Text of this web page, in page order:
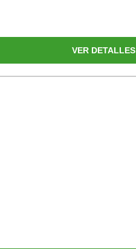
VER DETALLES